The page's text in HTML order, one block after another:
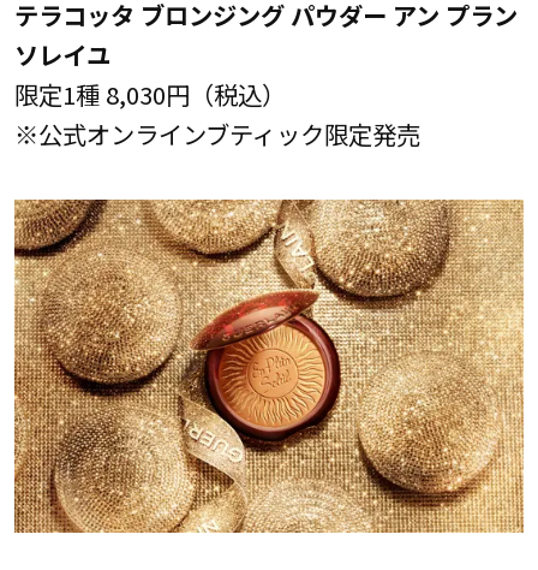
テラコッタ ブロンジング パウダー アン プラン
ソレイユ
限定1種 8,030円（税込）
※公式オンラインブティック限定発売